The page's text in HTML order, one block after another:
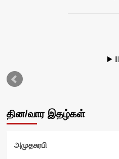
தின/வார இதழ்கள்
அமுதசுரபி